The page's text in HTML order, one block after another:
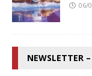
06/
NEWSLETTER